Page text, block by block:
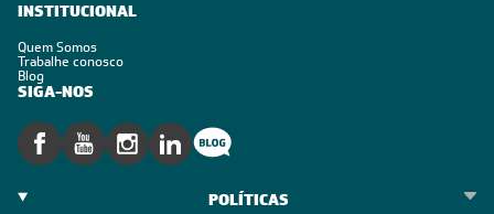
INSTITUCIONAL
Quem Somos
Trabalhe conosco
Blog
SIGA-NOS
POLÍTICAS